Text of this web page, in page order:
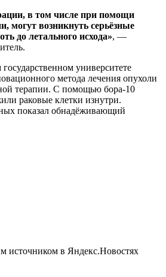
в том числе при помощи
могут возникнуть серьёзные
до летального исхода», —
университете
метода лечения опухоли
терапии. С помощью бора-10
раковые клетки изнутри.
показал обнадёживающий
источником в Яндекс.Новостях